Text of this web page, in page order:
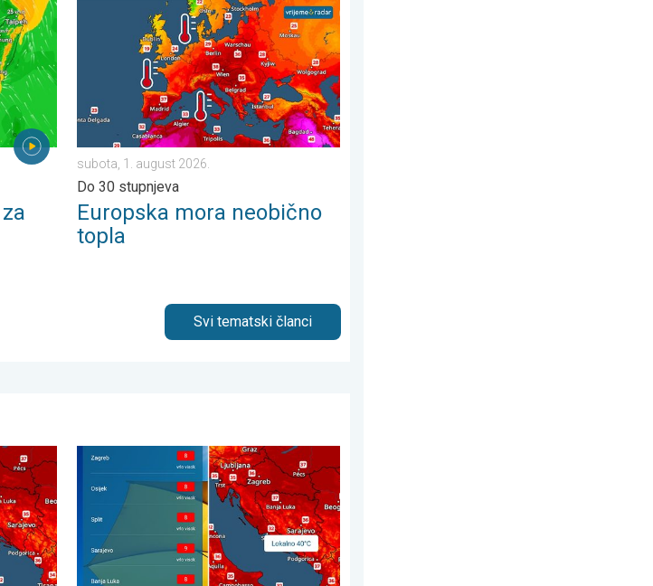
litara kiše. . . petak, 24. juli 2026.
Europska mora neobično topla. Do 30 stupnjeva. . . subota, 1. august 2026.
subota, 1. august 2026.
Do 30 stupnjeva
Europska mora neobično
topla
Svi tematski članci
mora 27°C. . . ponedjeljak, 3. august 2026.
Toplinski val, lokalno 40°C. Još toplije?. Visok UV indeks. . . subota, 1. august 2026.